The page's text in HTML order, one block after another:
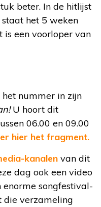
beter. In de hitlijst
het 5 weken
is een voorloper van
nummer in zijn
U hoort dit
06.00 en 09.00
hier het fragment.
kanalen van dit
dag ook een video
songfestival-
die verzameling